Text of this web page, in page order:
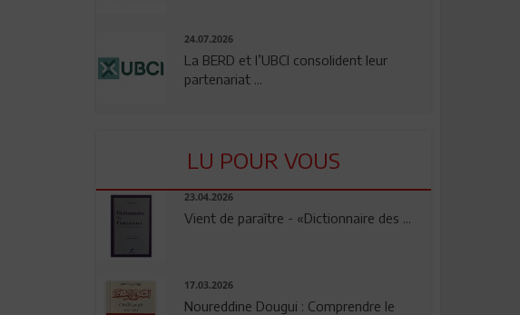
24.07.2026
La BERD et l’UBCI consolident leur
partenariat ...
LU POUR VOUS
23.04.2026
Vient de paraître - «Dictionnaire des ...
17.03.2026
Noureddine Dougui : Comprendre le